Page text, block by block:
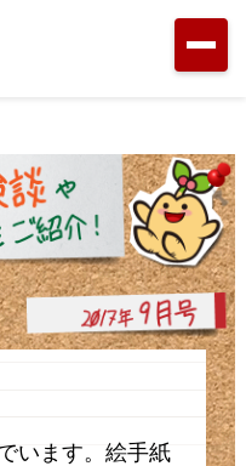
います。絵手紙